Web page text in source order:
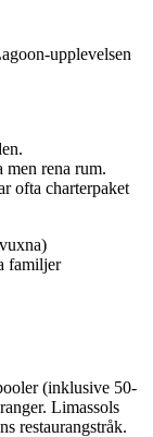
upplevelsen
men rena rum.
ofta charterpaket
familjer
(inklusive 50-
Limassols
restaurangstråk.